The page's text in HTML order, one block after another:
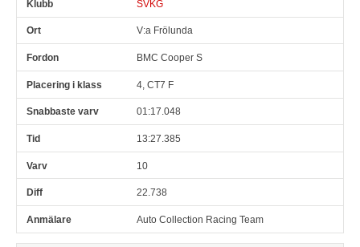
SVKG
V:a Frölunda
BMC Cooper S
4, CT7 F
01:17.048
13:27.385
10
22.738
Auto Collection Racing Team